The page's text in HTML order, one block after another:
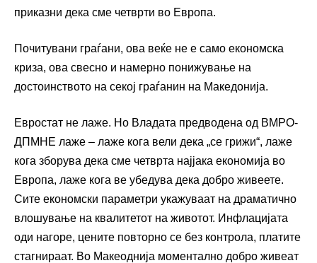
приказни дека сме четврти во Европа.
Почитувани граѓани, ова веќе не е само економска
криза, ова свесно и намерно понижување на
достоинството на секој граѓанин на Македонија.
Евростат не лаже. Но Владата предводена од ВМРО-
ДПМНЕ лаже – лаже кога вели дека „се грижи“, лаже
кога зборува дека сме четврта најјака економија во
Европа, лаже кога ве убедува дека добро живеете.
Сите економски параметри укажуваат на драматично
влошување на квалитетот на животот. Инфлацијата
оди нагоре, цените повторно се без контрола, платите
стагнираат. Во Макеоднија моментално добро живеат